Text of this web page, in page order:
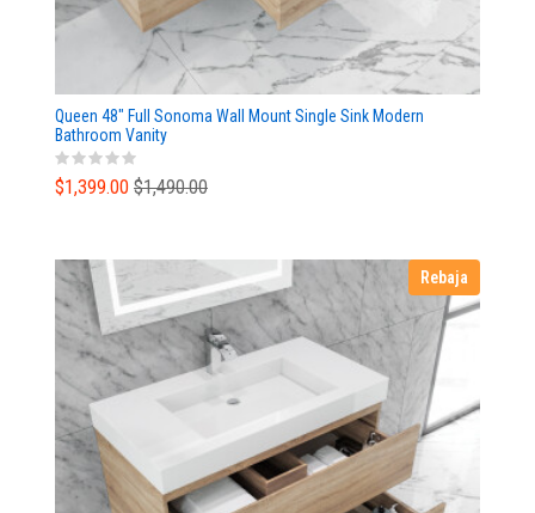
Queen 48" Full Sonoma Wall Mount Single Sink Modern
Bathroom Vanity
$1,399.00 $1,490.00
Rebaja